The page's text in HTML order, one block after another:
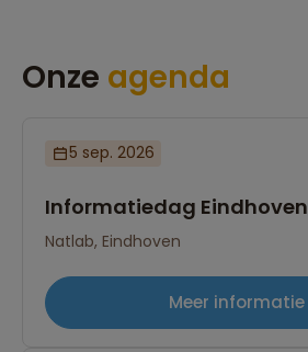
Onze agenda
5 sep. 2026
Informatiedag Eindhoven
Natlab, Eindhoven
Meer informatie